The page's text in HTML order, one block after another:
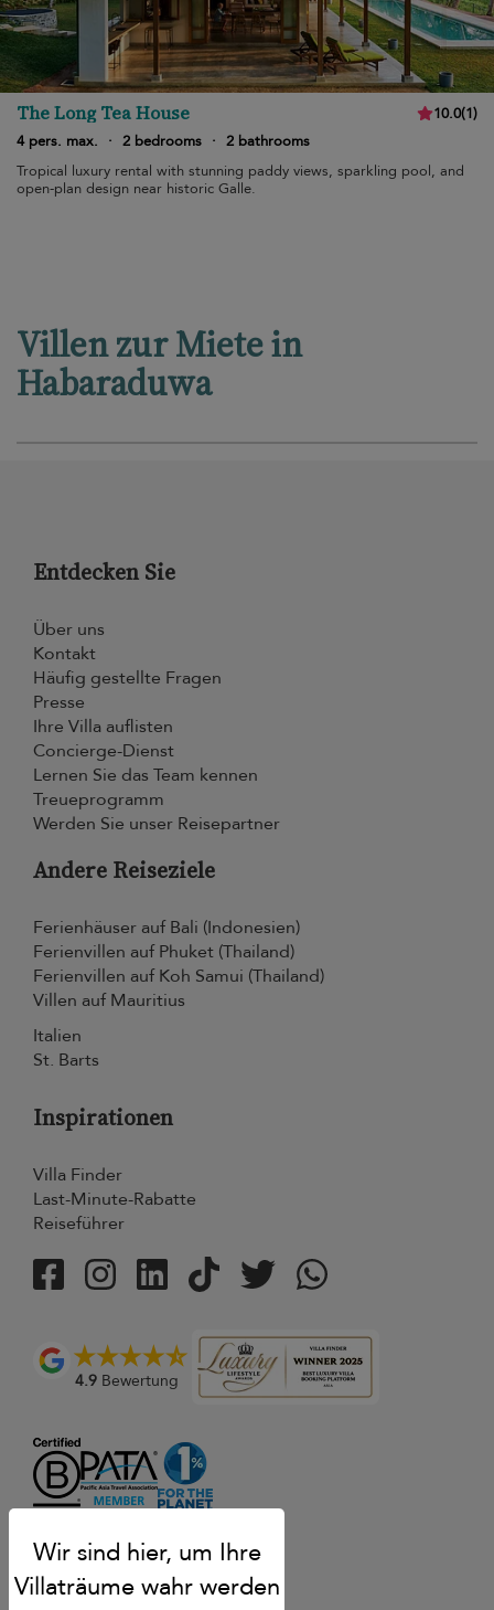
The Long Tea House 10.0(1)
4 pers. max.
· 2 bedrooms · 2 bathrooms
Tropical luxury rental with stunning paddy views, sparkling pool, and
open-plan design near historic Galle.
Villen zur Miete in
Habaraduwa
Entdecken Sie
Über uns
Kontakt
Häufig gestellte Fragen
Presse
Ihre Villa auflisten
Concierge-Dienst
Lernen Sie das Team kennen
Treueprogramm
Werden Sie unser Reisepartner
Andere Reiseziele
Ferienhäuser auf Bali (Indonesien)
Ferienvillen auf Phuket (Thailand)
Ferienvillen auf Koh Samui (Thailand)
Villen auf Mauritius
Italien
St. Barts
Inspirationen
Villa Finder
Last-Minute-Rabatte
Reiseführer
4.9 Bewertung